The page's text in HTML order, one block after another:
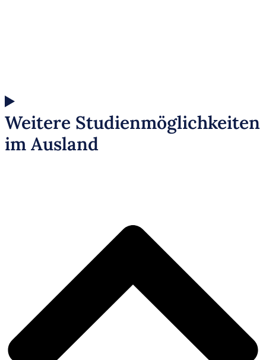
Weitere Studienmöglichkeiten
im Ausland